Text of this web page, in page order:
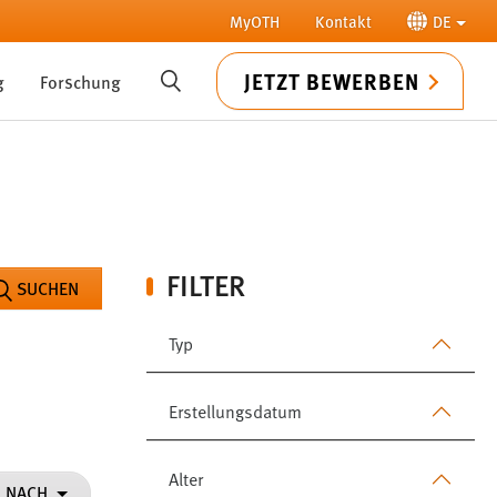
MyOTH Kontakt DE
Forschung SUCHE JETZT BEWERBEN
FILTER
Typ
Erstellungsdatum
Alter
SUCHEN